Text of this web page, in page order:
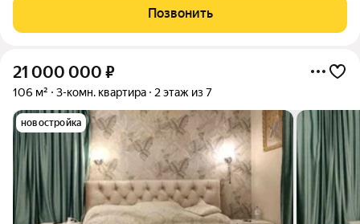
АПТЕКИ,АКВАПАРК "ГОРОД СОЛНЦА" а так же МАШУК
АКВА-ТЕРМ ЗВОНИТЕ! ОТВЕЧУ НА ВАШИ ВОПРОСЫ! С нами
Позвонить
21 000 000 ₽
106 м² 3-комн. квартира 2 этаж из 7
новостройка